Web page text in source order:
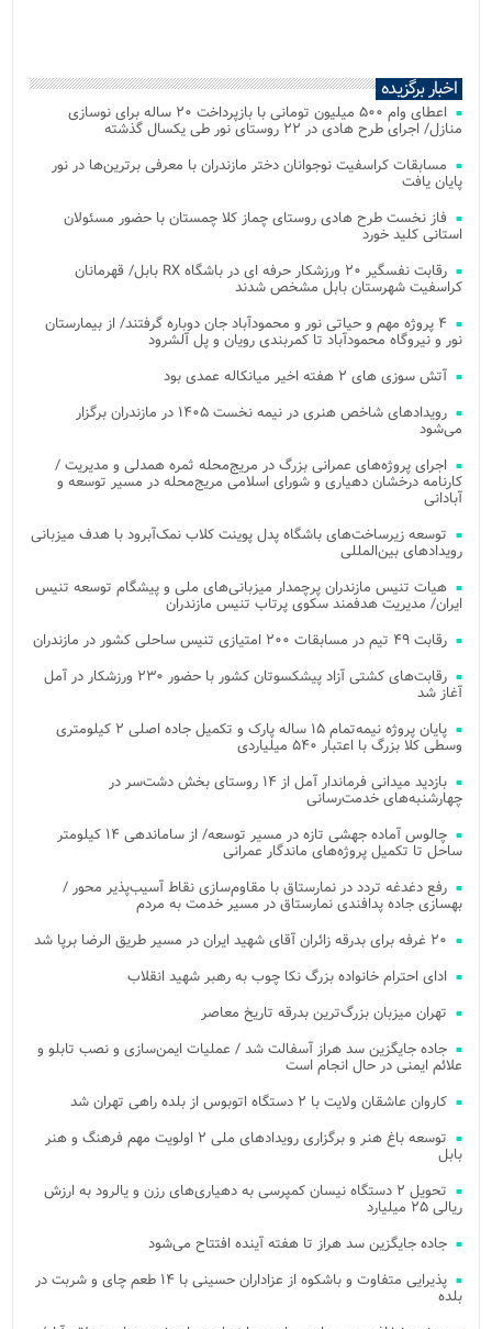
اخبار برگزیده
اعطای وام ۵۰۰ میلیون تومانی با بازپرداخت ۲۰ ساله برای نوسازی
منازل/ اجرای طرح هادی در ۲۲ روستای نور طی یکسال گذشته
مسابقات کراسفیت نوجوانان دختر مازندران با معرفی برترین‌ها در نور
پایان یافت
فاز نخست طرح هادی روستای چماز کلا چمستان با حضور مسئولان
استانی کلید خورد
رقابت نفسگیر ۲۰ ورزشکار حرفه ای در باشگاه RX بابل/ قهرمانان
کراسفیت شهرستان بابل مشخص شدند
۴ پروژه مهم و حیاتی نور و محمودآباد جان دوباره گرفتند/ از بیمارستان
نور و نیروگاه محمودآباد تا کمربندی رویان و پل آلشرود
آتش‌ سوزی‌ های ۲ هفته اخیر میانکاله عمدی بود
رویدادهای شاخص هنری در نیمه نخست ۱۴۰۵ در مازندران برگزار
می‌شود
اجرای پروژه‌های عمرانی بزرگ در مریج‌محله ثمره همدلی و مدیریت /
کارنامه درخشان دهیاری و شورای اسلامی مریج‌محله در مسیر توسعه و
آبادانی
توسعه زیرساخت‌های باشگاه پدل پوینت کلاب نمک‌آبرود با هدف میزبانی
رویدادهای بین‌المللی
هیات تنیس مازندران پرچمدار میزبانی‌های ملی و پیشگام توسعه تنیس
ایران/ مدیریت هدفمند سکوی پرتاب تنیس مازندران
رقابت ۴۹ تیم در مسابقات ۲۰۰ امتیازی تنیس ساحلی کشور در مازندران
رقابت‌های کشتی آزاد پیشکسوتان کشور با حضور ۲۳۰ ورزشکار در آمل
آغاز شد
پایان پروژه نیمه‌تمام ۱۵ ساله پارک و تکمیل جاده اصلی ۲ کیلومتری
وسطی کلا بزرگ با اعتبار ۵۴۰ میلیاردی
بازدید میدانی فرماندار آمل از ۱۴ روستای بخش دشت‌سر در
چهارشنبه‌های خدمت‌رسانی
چالوس آماده جهشی تازه در مسیر توسعه/ از ساماندهی ۱۴ کیلومتر
ساحل تا تکمیل پروژه‌های ماندگار عمرانی
رفع دغدغه تردد در نمارستاق با مقاوم‌سازی نقاط آسیب‌پذیر محور /
بهسازی جاده پدافندی نمارستاق در مسیر خدمت به مردم
۲۰ غرفه برای بدرقه زائران آقای شهید ایران در مسیر طریق الرضا برپا شد
ادای احترام خانواده بزرگ نکا چوب به رهبر شهید انقلاب
تهران میزبان بزرگ‌ترین بدرقه تاریخ معاصر
جاده جایگزین سد هراز آسفالت شد / عملیات ایمن‌سازی و نصب تابلو و
علائم ایمنی در حال انجام است
کاروان عاشقان ولایت با ۲ دستگاه اتوبوس از بلده راهی تهران شد
توسعه باغ هنر و برگزاری رویدادهای ملی ۲ اولویت مهم فرهنگ و هنر
بابل
تحویل ۲ دستگاه نیسان کمپرسی به دهیاری‌های رزن و یالرود به ارزش
ریالی ۲۵ میلیارد
جاده جایگزین سد هراز تا هفته آینده افتتاح می‌شود
پذیرایی متفاوت و باشکوه از عزاداران حسینی با ۱۴ طعم چای و شربت در
بلده